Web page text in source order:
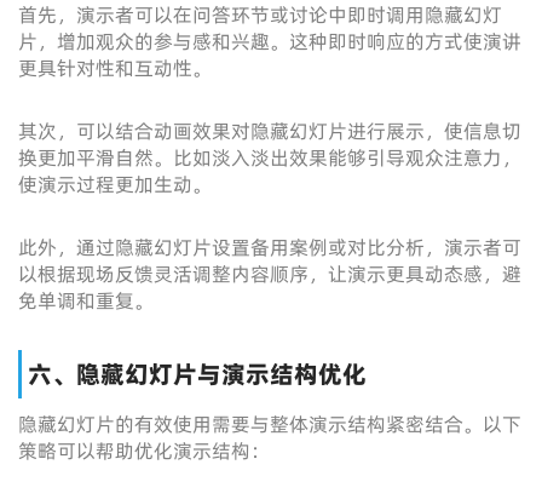
首先，演示者可以在问答环节或讨论中即时调用隐藏幻灯
片，增加观众的参与感和兴趣。这种即时响应的方式使演讲
更具针对性和互动性。
其次，可以结合动画效果对隐藏幻灯片进行展示，使信息切
换更加平滑自然。比如淡入淡出效果能够引导观众注意力，
使演示过程更加生动。
此外，通过隐藏幻灯片设置备用案例或对比分析，演示者可
以根据现场反馈灵活调整内容顺序，让演示更具动态感，避
免单调和重复。
六、隐藏幻灯片与演示结构优化
隐藏幻灯片的有效使用需要与整体演示结构紧密结合。以下
策略可以帮助优化演示结构：